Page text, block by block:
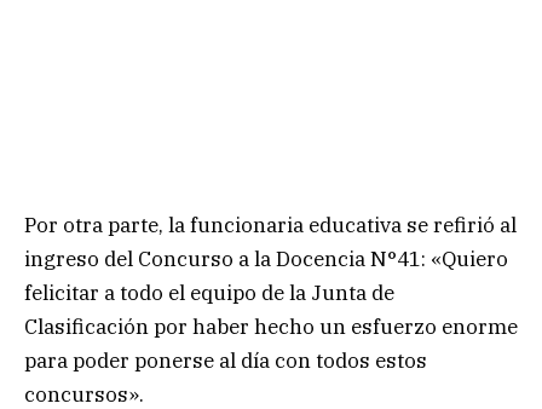
Por otra parte, la funcionaria educativa se refirió al
ingreso del Concurso a la Docencia N°41: «Quiero
felicitar a todo el equipo de la Junta de
Clasificación por haber hecho un esfuerzo enorme
para poder ponerse al día con todos estos
concursos».